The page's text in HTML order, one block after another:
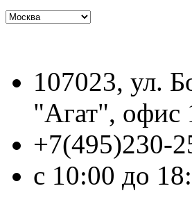
107023, ул.
"Агат", офис
+7(495)230-
с 10:00 до